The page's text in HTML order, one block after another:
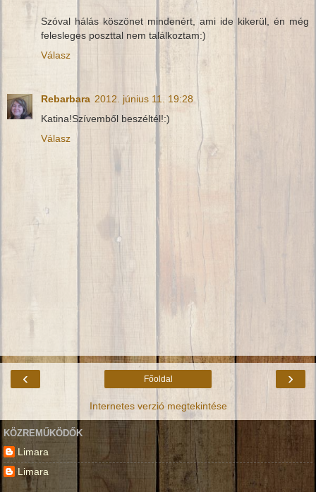
Szóval hálás köszönet mindenért, ami ide kikerül, én még
felesleges poszttal nem találkoztam:)
Válasz
Rebarbara 2012. június 11. 19:28
Katina!Szívemből beszéltél!:)
Válasz
‹ ›
Főoldal
Internetes verzió megtekintése
KÖZREMŰKÖDŐK
Limara
Limara